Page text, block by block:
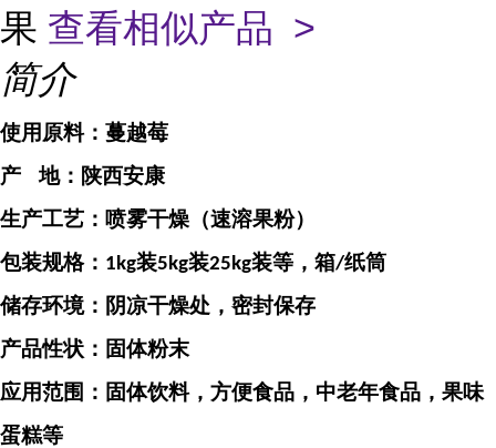
果 查看相似产品 >
简介
使用原料： 蔓越莓
产
地： 陕西安康
生产工艺：喷雾干燥（速溶果粉）
包装规格： 1kg装5kg装25kg装等，箱/纸筒
储存环境：阴凉干燥处，密封保存
产品性状：固体粉末
应用范围：固体饮料，方便食品，中老年食品，果味
蛋糕等